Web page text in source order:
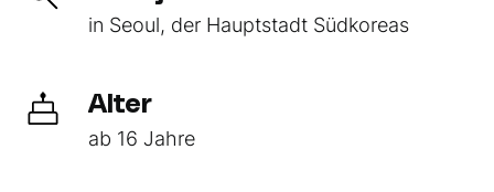
in Seoul, der Hauptstadt Südkoreas
Alter
ab 16 Jahre